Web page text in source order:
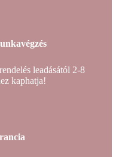
leadásától 2-8
kaphatja!